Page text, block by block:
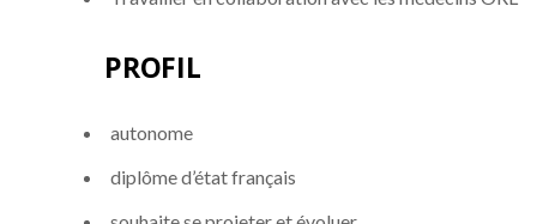
PROFIL
autonome
diplôme d’état français